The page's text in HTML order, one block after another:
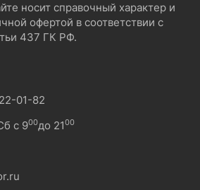
носит справочный характер и
офертой в соответствии с
437 ГК РФ.
01-82
с 900до 2100